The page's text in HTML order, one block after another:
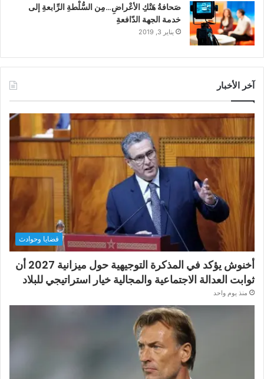
صَحافةُ هَتْكِ الأعْراضِ…مِن السُّلْطةِ الرِّابعةِ إلى
خدمة الجهة الدّافعةِ
يناير 3, 2019
آخر الأخبار
قضايا وحوادث
أخنوش يؤكد في المذكرة التوجيهية حول ميزانية 2027 أن
ثوابت العدالة الاجتماعية والمجالية خيار استراتيجي للبلاد
منذ يوم واحد